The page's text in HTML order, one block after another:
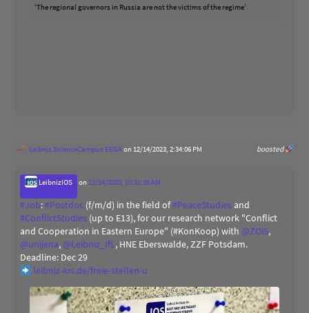
‘The regional governors in Russia are not the victims of the regime’
boosted
Leibniz ScienceCampus EEGAon 12/14/2023, 2:34:06 PM
LeibnizIOS on 12/14/2023, 10:31:38 AM
#Job:#Postdoc (f/m/d) in the field of#PeaceStudiesand
#ConflictStudies (up to E13), for our research network "Conflict
and Cooperation in Eastern Europe" (#KonKoop) with @ZOiS,
@unijena, @Leibniz_IfL, HNE Eberswalde, ZZF Potsdam.
Deadline: Dec 29
leibniz-ios.de/freie-stellen-u